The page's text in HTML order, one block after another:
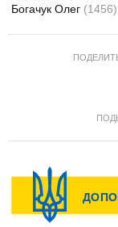
Богачук Олег (1456)